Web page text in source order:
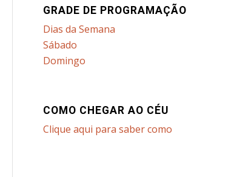
GRADE DE PROGRAMAÇÃO
Dias da Semana
Sábado
Domingo
COMO CHEGAR AO CÉU
Clique aqui para saber como